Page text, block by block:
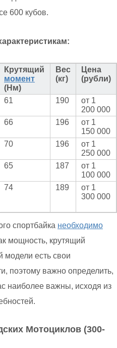
600 кубов.
Крутящий
момент
(Нм)
Вес
(кг)
Цена
(рубли)
61 190
от 1
200 000
66 196
от 1
150 000
70 196
от 1
250 000
65 187
от 1
100 000
74 189
от 1
300 000
спортбайка необходимо
мощность, крутящий
модели есть свои
поэтому важно определить,
наиболее важны, исходя из
Мотоциклов (300-